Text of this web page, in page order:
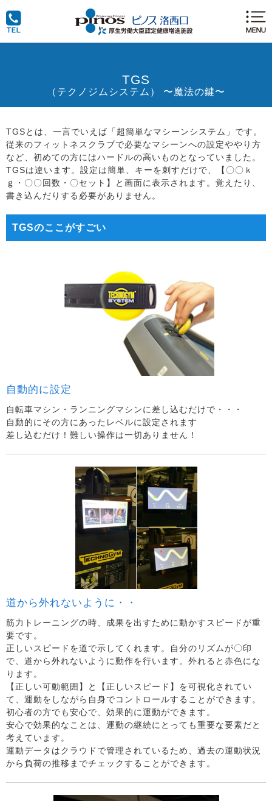
TGS
（テクノジムシステム） 〜魔法の鍵〜
TGSとは、一言でいえば「超簡単なマシーンシステム」です。
従来のフィットネスクラブで必要なマシーンへの設定ややり方
など、初めての方にはハードルの高いものとなっていました。
TGSは違います。設定は簡単、キーを刺すだけで、【〇〇ｋ
ｇ・〇〇回数・〇セット】と画面に表示されます。覚えたり、
書き込んだりする必要がありません。
TGSのここがすごい
自動的に設定
自転車マシン・ランニングマシンに差し込むだけで・・・
自動的にその方にあったレベルに設定されます
差し込むだけ！難しい操作は一切ありません！
道から外れないように・・
筋力トレーニングの時、成果を出すために動かすスピードが重
要です。
正しいスピードを道で示してくれます。自分のリズムが〇印
で、道から外れないように動作を行います。外れると赤色にな
ります。
【正しい可動範囲】と【正しいスピード】を可視化されてい
て、運動をしながら自身でコントロールすることができます。
初心者の方でも安心で、効果的に運動ができます。
安心で効果的なことは、運動の継続にとっても重要な要素だと
考えています。
運動データはクラウドで管理されているため、過去の運動状況
から負荷の推移までチェックすることができます。